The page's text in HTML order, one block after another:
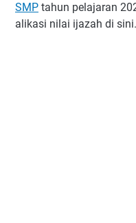
SMP tahun pelajaran
alikasi nilai ijazah di sini.